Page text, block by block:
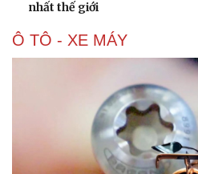
nhất thế giới
Ô TÔ - XE MÁY